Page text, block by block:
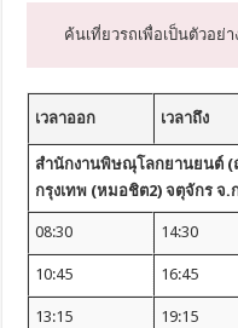
ค้นเที่ยวรถเพื่อเป็นตัวอย่
เวลาออก เวลาถึง
สำนักงานพิษณุโลกยานยนต์
กรุงเทพ (หมอชิต2) จตุจักร จ.
08:30 14:30
10:45 16:45
13:15 19:15